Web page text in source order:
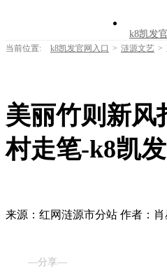
k8凯发
走进涟源
当前位置: k8凯发官网入口 > 涟源文艺 >
美丽竹则新
村走笔-k8凯
来源：红网涟源市分站 作者：
—分享—